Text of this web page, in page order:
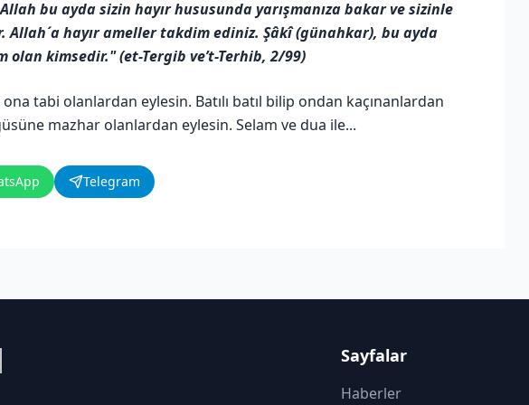
bu ayda sizin hayır hususunda yarışmanıza bakar ve sizinle
hayır ameller takdim ediniz. Şâkî (günahkar), bu ayda
olan kimsedir." (et-Tergib ve’t-Terhib, 2/99)
tabi olanlardan eylesin. Batılı batıl bilip ondan kaçınanlardan
mazhar olanlardan eylesin. Selam ve dua ile...
Telegram
Sayfalar
Haberler